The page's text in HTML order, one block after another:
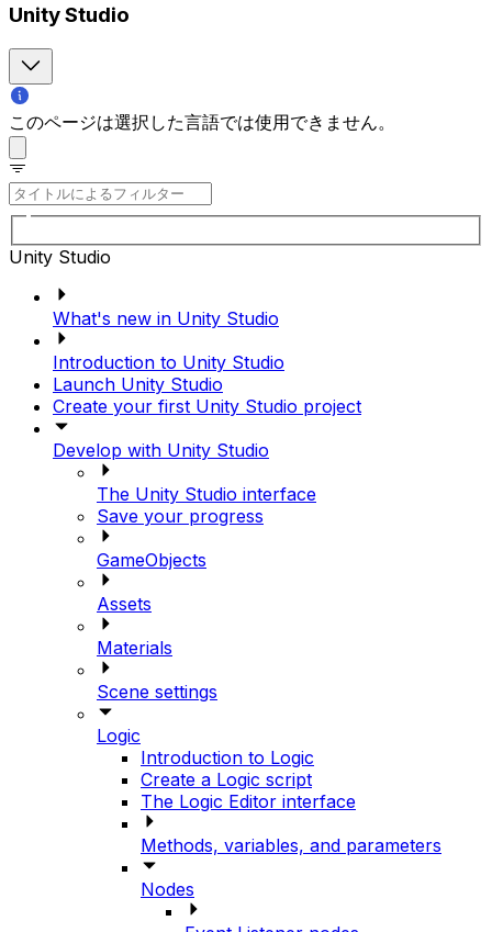
Unity Studio
このページは選択した言語では使用できません。
Unity Studio
What's new in Unity Studio
Introduction to Unity Studio
Launch Unity Studio
Create your first Unity Studio project
Develop with Unity Studio
The Unity Studio interface
Save your progress
GameObjects
Assets
Materials
Scene settings
Logic
Introduction to Logic
Create a Logic script
The Logic Editor interface
Methods, variables, and parameters
Nodes